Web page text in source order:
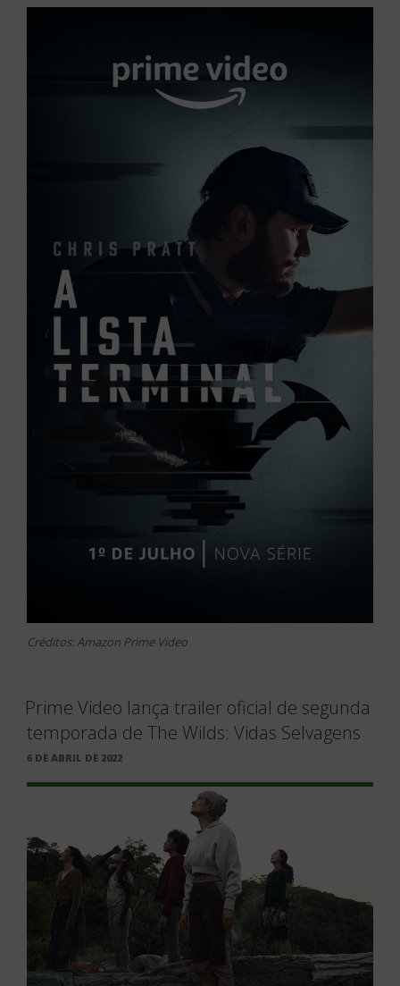
Créditos: Amazon Prime Video
Prime Video lança trailer oficial de segunda
temporada de The Wilds: Vidas Selvagens
PUBLICADO
6 DE ABRIL DE 2022